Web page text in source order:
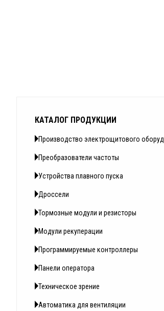
КАТАЛОГ ПРОДУКЦИИ
Производство электрощитового
Преобразователи частоты
Устройства плавного пуска
Дроссели
Тормозные модули и резисторы
Модули рекуперации
Программируемые контроллеры
Панели оператора
Техническое зрение
Автоматика для вентиляции